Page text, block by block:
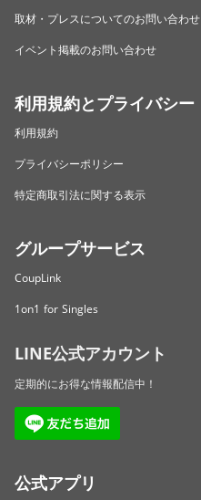
取材・プレスについてのお問い合わせ
イベント掲載のお問い合わせ
利用規約とプライバシー
利用規約
プライバシーポリシー
特定商取引法に関する表示
グループサービス
CoupLink
1on1 for Singles
LINE公式アカウント
定期的にお得な情報配信中！
公式アプリ